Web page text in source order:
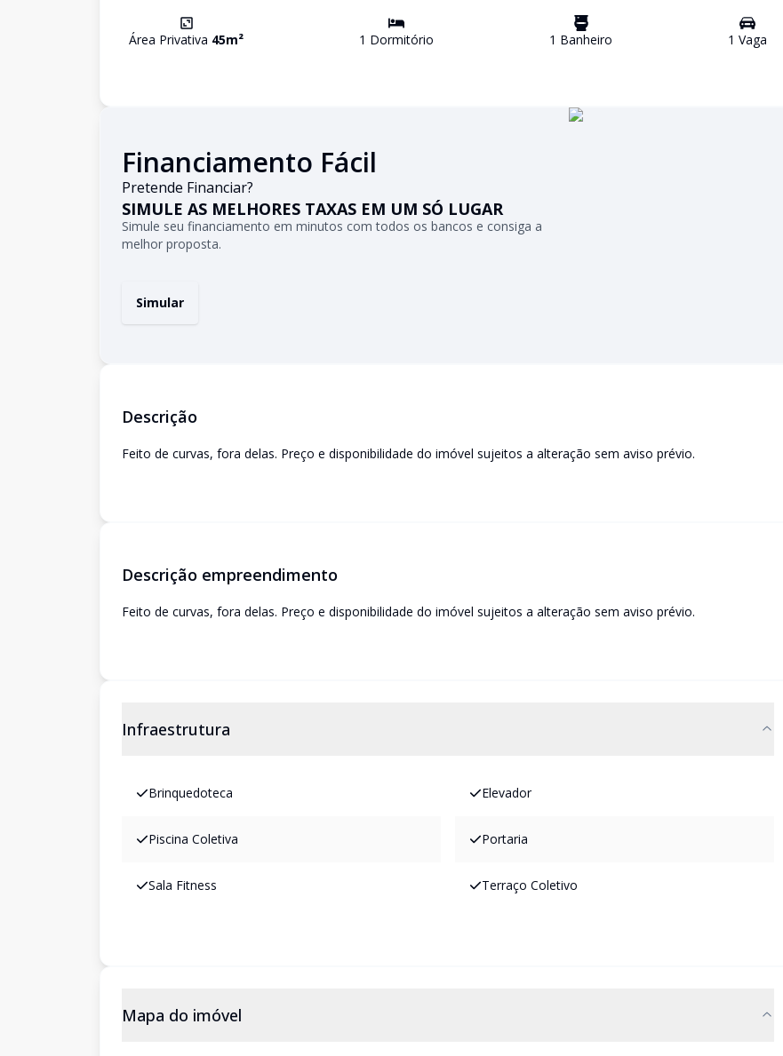
Área Privativa 45m² 1 Dormitório 1 Banheiro 1 Vaga
Financiamento Fácil
Pretende Financiar?
SIMULE AS MELHORES TAXAS EM UM SÓ LUGAR
Simule seu financiamento em minutos com todos os bancos e consiga a
melhor proposta.
Simular
Descrição
Feito de curvas, fora delas. Preço e disponibilidade do imóvel sujeitos a alteração sem aviso prévio.
Descrição empreendimento
Feito de curvas, fora delas. Preço e disponibilidade do imóvel sujeitos a alteração sem aviso prévio.
Infraestrutura
Brinquedoteca Elevador
Piscina Coletiva Portaria
Sala Fitness Terraço Coletivo
Mapa do imóvel